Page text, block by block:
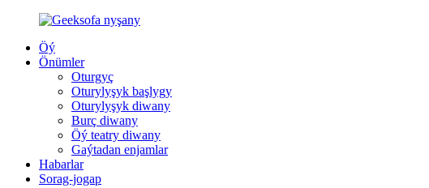
Öý
Önümler
Oturgyç
Oturylyşyk başlygy
Oturylyşyk diwany
Burç diwany
Öý teatry diwany
Gaýtadan enjamlar
Habarlar
Sorag-jogap